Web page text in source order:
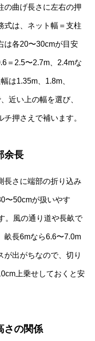
の曲げ長さに左右の押
式は、ネット幅＝支柱
は各20〜30cmが目安
＝2.5〜2.7m、2.4mな
は1.35m、1.8m、
近い上の幅を選び、
押さえで補います。
余長
長さに端部の折り込み
〜50cmが扱いやす
。風の通り道や長畝で
畝長6mなら6.6〜7.0m
が出がちなので、切り
上乗せしておくと安
さの関係